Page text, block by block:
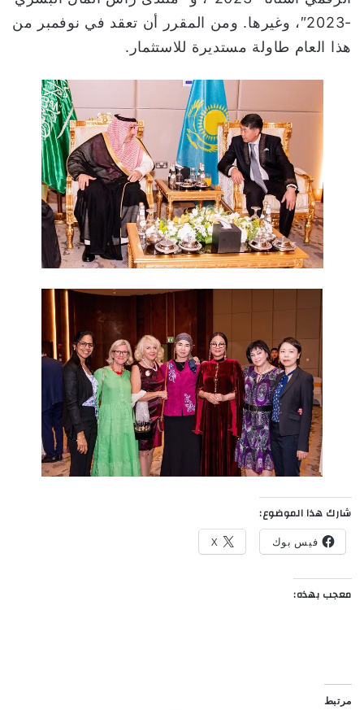
-2023″، وغيرها. ومن المقرر أن تعقد في نوفمبر من
هذا العام طاولة مستديرة للاستثمار.
شارك هذا الموضوع:
فيس بوك X
معجب بهذه:
مرتبط